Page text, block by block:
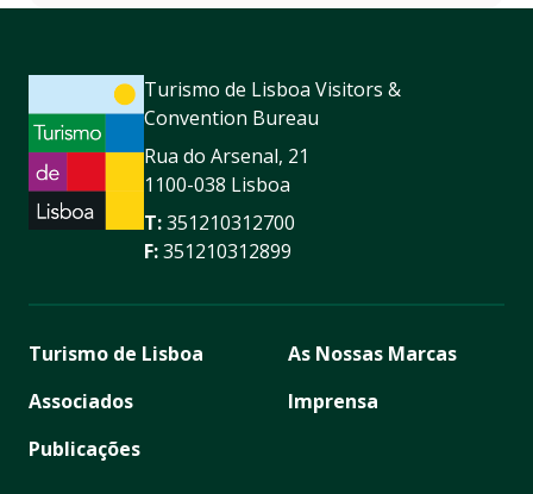
Turismo de Lisboa Visitors &
Convention Bureau
Rua do Arsenal, 21
1100-038 Lisboa
T:351210312700
F:351210312899
Turismo de Lisboa
Associados
Publicações
As Nossas Marcas
Imprensa